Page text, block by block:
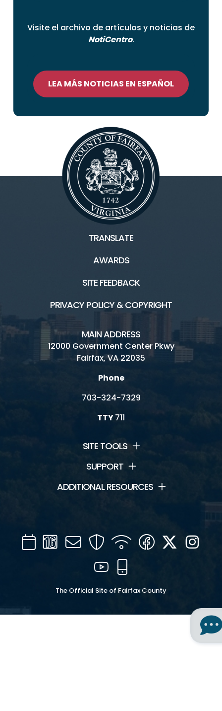
Visite el archivo de artículos y noticias de
NotiCentro.
LEA MÁS NOTICIAS EN ESPAÑOL
TRANSLATE
AWARDS
SITE FEEDBACK
PRIVACY POLICY & COPYRIGHT
MAIN ADDRESS
12000 Government Center Pkwy
Fairfax, VA 22035
Phone
703-324-7329
TTY711
SITE TOOLS
SUPPORT
ADDITIONAL RESOURCES
CalendarChannel
16
Mail SecurityWIFI Facebook
Twitter
YouTube
The Official Site of Fairfax County